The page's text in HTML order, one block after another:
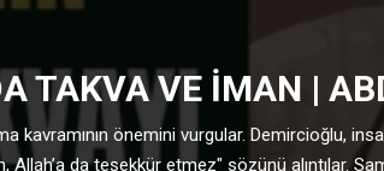
TAKVA VE İMAN |
önemini vurgular. Demircioğlu,
da teşekkür etmez" sözünü alıntılar.